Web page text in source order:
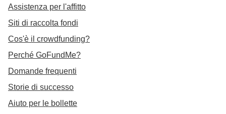
Assistenza per l'affitto
Siti di raccolta fondi
Cos'è il crowdfunding?
Perché GoFundMe?
Domande frequenti
Storie di successo
Aiuto per le bollette